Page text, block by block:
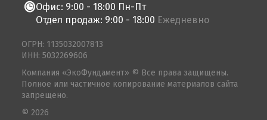
Офис: 9:00 - 18:00 Пн-Пт
Отдел продаж: 9:00 - 18:00 Ежедневно
ОГРН: 1135032007813
ИНН: 5032269606
Компания «ЭкоФундамент» © Все права защищены.
Полное или частичное копирование материалов сайта
запрещено.
© 2026